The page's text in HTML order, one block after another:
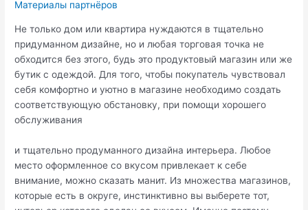
Материалы партнёров
Не только дом или квартира нуждаются в тщательно
придуманном дизайне, но и любая торговая точка не
обходится без этого, будь это продуктовый магазин или же
бутик с одеждой. Для того, чтобы покупатель чувствовал
себя комфортно и уютно в магазине необходимо создать
соответствующую обстановку, при помощи хорошего
обслуживания
и тщательно продуманного дизайна интерьера. Любое
место оформленное со вкусом привлекает к себе
внимание, можно сказать манит. Из множества магазинов,
которые есть в округе, инстинктивно вы выберете тот,